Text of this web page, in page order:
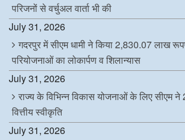
परिजनों से वर्चुअल वार्ता भी की
July 31, 2026
गदरपुर में सीएम धामी ने किया 2,830.07 लाख
परियोजनाओं का लोकार्पण व शिलान्यास
July 31, 2026
राज्य के विभिन्न विकास योजनाओं के लिए सीएम ने
वित्तीय स्वीकृति
July 31, 2026